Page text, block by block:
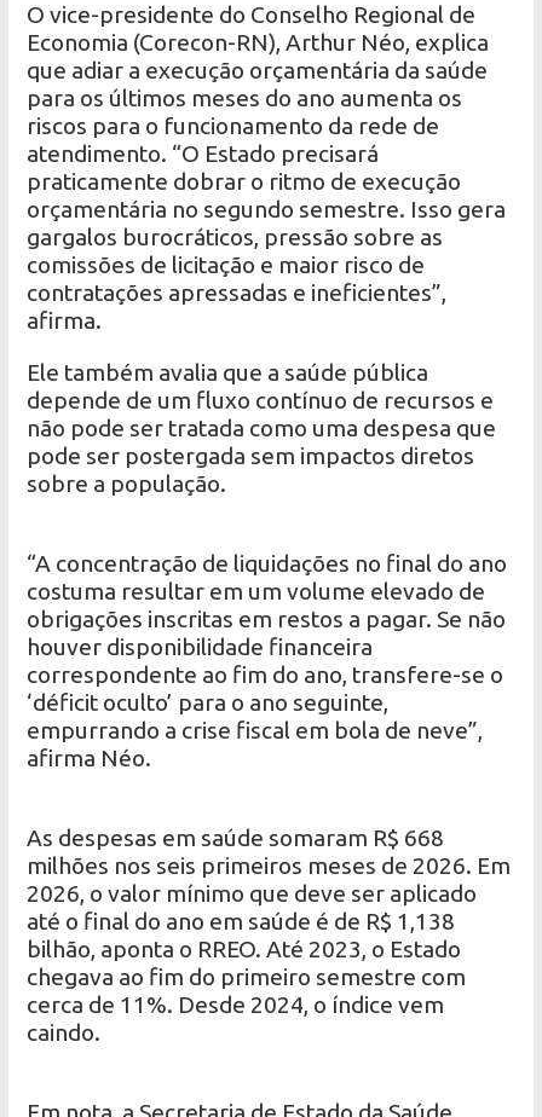
O vice-presidente do Conselho Regional de
Economia (Corecon-RN), Arthur Néo, explica
que adiar a execução orçamentária da saúde
para os últimos meses do ano aumenta os
riscos para o funcionamento da rede de
atendimento. “O Estado precisará
praticamente dobrar o ritmo de execução
orçamentária no segundo semestre. Isso gera
gargalos burocráticos, pressão sobre as
comissões de licitação e maior risco de
contratações apressadas e ineficientes”,
afirma.
Ele também avalia que a saúde pública
depende de um fluxo contínuo de recursos e
não pode ser tratada como uma despesa que
pode ser postergada sem impactos diretos
sobre a população.
“A concentração de liquidações no final do ano
costuma resultar em um volume elevado de
obrigações inscritas em restos a pagar. Se não
houver disponibilidade financeira
correspondente ao fim do ano, transfere-se o
‘déficit oculto’ para o ano seguinte,
empurrando a crise fiscal em bola de neve”,
afirma Néo.
As despesas em saúde somaram R$ 668
milhões nos seis primeiros meses de 2026. Em
2026, o valor mínimo que deve ser aplicado
até o final do ano em saúde é de R$ 1,138
bilhão, aponta o RREO. Até 2023, o Estado
chegava ao fim do primeiro semestre com
cerca de 11%. Desde 2024, o índice vem
caindo.